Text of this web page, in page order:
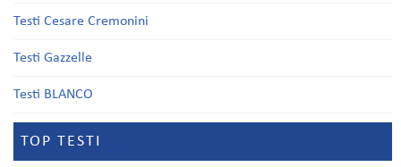
Testi Cesare Cremonini
Testi Gazzelle
Testi BLANCO
TOP TESTI